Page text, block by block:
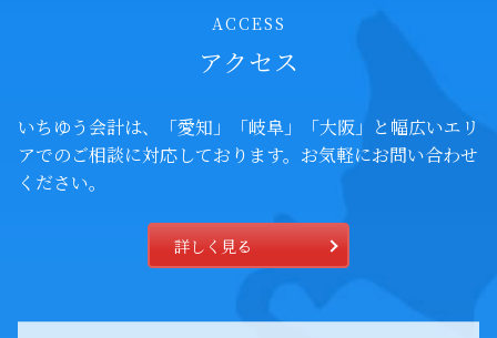
ACCESS
アクセス
いちゆう会計は、「愛知」「岐阜」「大阪」と幅広いエリ
アでのご相談に対応しております。お気軽にお問い合わせ
ください。
詳しく見る